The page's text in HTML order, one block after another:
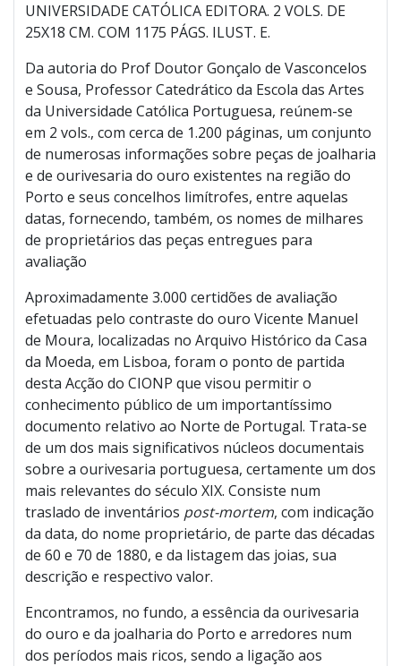
UNIVERSIDADE CATÓLICA EDITORA. 2 VOLS. DE
25X18 CM. COM 1175 PÁGS. ILUST. E.
Da autoria do Prof Doutor Gonçalo de Vasconcelos
e Sousa, Professor Catedrático da Escola das Artes
da Universidade Católica Portuguesa, reúnem-se
em 2 vols., com cerca de 1.200 páginas, um conjunto
de numerosas informações sobre peças de joalharia
e de ourivesaria do ouro existentes na região do
Porto e seus concelhos limítrofes, entre aquelas
datas, fornecendo, também, os nomes de milhares
de proprietários das peças entregues para
avaliação
Aproximadamente 3.000 certidões de avaliação
efetuadas pelo contraste do ouro Vicente Manuel
de Moura, localizadas no Arquivo Histórico da Casa
da Moeda, em Lisboa, foram o ponto de partida
desta Acção do CIONP que visou permitir o
conhecimento público de um importantíssimo
documento relativo ao Norte de Portugal. Trata-se
de um dos mais significativos núcleos documentais
sobre a ourivesaria portuguesa, certamente um dos
mais relevantes do século XIX. Consiste num
traslado de inventários post-mortem, com indicação
da data, do nome proprietário, de parte das décadas
de 60 e 70 de 1880, e da listagem das joias, sua
descrição e respectivo valor.
Encontramos, no fundo, a essência da ourivesaria
do ouro e da joalharia do Porto e arredores num
dos períodos mais ricos, sendo a ligação aos